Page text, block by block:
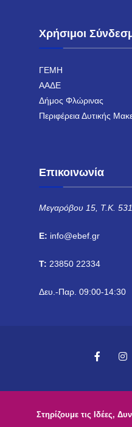
Χρήσιμοι
ΓΕΜΗ
ΑΑΔΕ
Δήμος Φλώρινας
Περιφέρεια Δυτικής
Επικοινωνία
Μεγαρόβου 15, Τ.Κ.
E: info@ebef.gr
T: 23850 22334
Δευ.-Παρ. 09:00-14:30
Στηρίζουμε τις Ιδέες,